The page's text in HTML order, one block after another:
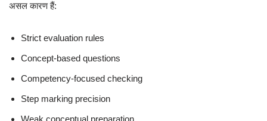
असल कारण हैं:
Strict evaluation rules
Concept-based questions
Competency-focused checking
Step marking precision